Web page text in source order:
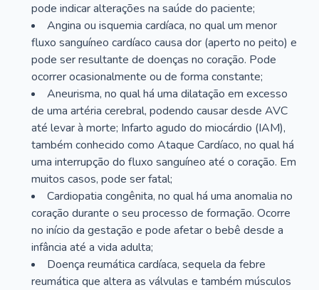
pode indicar alterações na saúde do paciente;
Angina ou isquemia cardíaca, no qual um menor
fluxo sanguíneo cardíaco causa dor (aperto no peito) e
pode ser resultante de doenças no coração. Pode
ocorrer ocasionalmente ou de forma constante;
Aneurisma, no qual há uma dilatação em excesso
de uma artéria cerebral, podendo causar desde AVC
até levar à morte; Infarto agudo do miocárdio (IAM),
também conhecido como Ataque Cardíaco, no qual há
uma interrupção do fluxo sanguíneo até o coração. Em
muitos casos, pode ser fatal;
Cardiopatia congênita, no qual há uma anomalia no
coração durante o seu processo de formação. Ocorre
no início da gestação e pode afetar o bebê desde a
infância até a vida adulta;
Doença reumática cardíaca, sequela da febre
reumática que altera as válvulas e também músculos